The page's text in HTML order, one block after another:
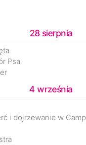
28 sierpnia
Psa
4 września
i dojrzewanie w